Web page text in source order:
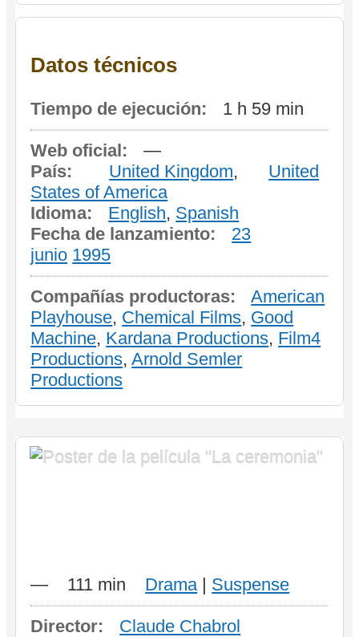
Datos técnicos
Tiempo de ejecución: 1 h 59 min
Web oficial:
—
País:
United Kingdom,
United
States of America
Idioma:
English, Spanish
Fecha de lanzamiento:
23
junio 1995
Compañías productoras:
American
Playhouse, Chemical Films, Good
Machine, Kardana Productions, Film4
Productions,Arnold Semler
Productions
— 111 min Drama | Suspense
Director: Claude Chabrol